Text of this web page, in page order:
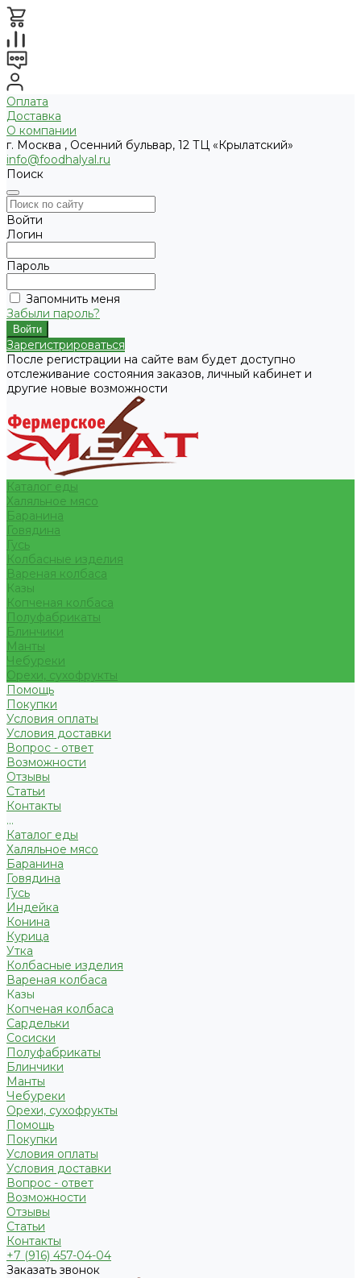
Оплата
Доставка
О компании
г. Москва , Осенний бульвар, 12 ТЦ «Крылатский»
info@foodhalyal.ru
Поиск
Войти
Логин
Пароль
Запомнить меня
Забыли пароль?
Зарегистрироваться
После регистрации на сайте вам будет доступно
отслеживание состояния заказов, личный кабинет и
другие новые возможности
Каталог еды
Халяльное мясо
Баранина
Говядина
Гусь
Колбасные изделия
Вареная колбаса
Казы
Копченая колбаса
Полуфабрикаты
Блинчики
Манты
Чебуреки
Орехи, сухофрукты
Помощь
Покупки
Условия оплаты
Условия доставки
Вопрос - ответ
Возможности
Отзывы
Статьи
Контакты
...
Каталог еды
Халяльное мясо
Баранина
Говядина
Гусь
Индейка
Конина
Курица
Утка
Колбасные изделия
Вареная колбаса
Казы
Копченая колбаса
Сардельки
Сосиски
Полуфабрикаты
Блинчики
Манты
Чебуреки
Орехи, сухофрукты
Помощь
Покупки
Условия оплаты
Условия доставки
Вопрос - ответ
Возможности
Отзывы
Статьи
Контакты
+7 (916) 457-04-04
Заказать звонок